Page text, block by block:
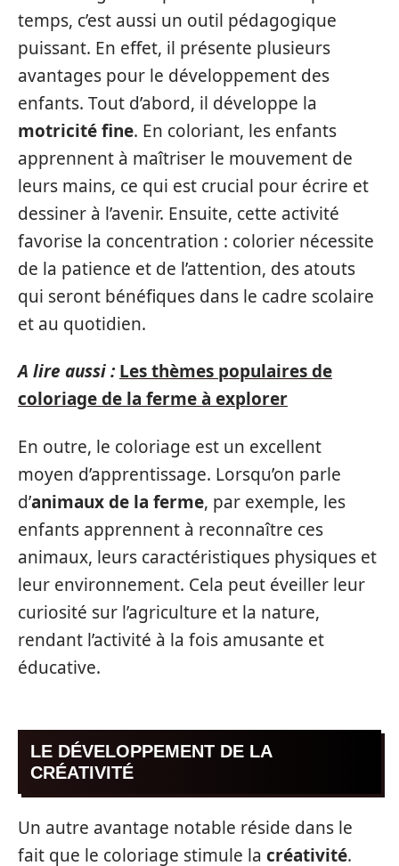
temps, c’est aussi un outil pédagogique
puissant. En effet, il présente plusieurs
avantages pour le développement des
enfants. Tout d’abord, il développe la
motricité fine. En coloriant, les enfants
apprennent à maîtriser le mouvement de
leurs mains, ce qui est crucial pour écrire et
dessiner à l’avenir. Ensuite, cette activité
favorise la concentration : colorier nécessite
de la patience et de l’attention, des atouts
qui seront bénéfiques dans le cadre scolaire
et au quotidien.
A lire aussi : Les thèmes populaires de
coloriage de la ferme à explorer
En outre, le coloriage est un excellent
moyen d’apprentissage. Lorsqu’on parle
d’animaux de la ferme, par exemple, les
enfants apprennent à reconnaître ces
animaux, leurs caractéristiques physiques et
leur environnement. Cela peut éveiller leur
curiosité sur l’agriculture et la nature,
rendant l’activité à la fois amusante et
éducative.
LE DÉVELOPPEMENT DE LA
CRÉATIVITÉ
Un autre avantage notable réside dans le
fait que le coloriage stimule la créativité.